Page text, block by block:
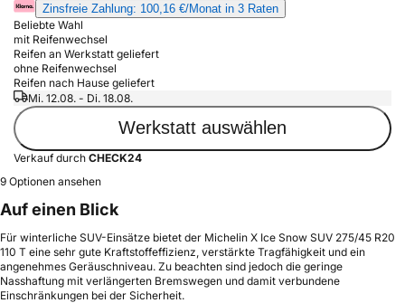
Zinsfreie Zahlung: 100,16 €/Monat in 3 Raten
Beliebte Wahl
mit Reifenwechsel
Reifen an Werkstatt geliefert
ohne Reifenwechsel
Reifen nach Hause geliefert
Mi. 12.08. - Di. 18.08.
Werkstatt auswählen
Verkauf durch CHECK24
9 Optionen ansehen
Auf einen Blick
Für winterliche SUV-Einsätze bietet der Michelin X Ice Snow SUV 275/45 R20
110 T eine sehr gute Kraftstoffeffizienz, verstärkte Tragfähigkeit und ein
angenehmes Geräuschniveau. Zu beachten sind jedoch die geringe
Nasshaftung mit verlängerten Bremswegen und damit verbundene
Einschränkungen bei der Sicherheit.